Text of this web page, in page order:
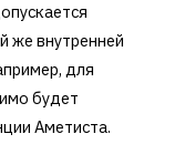
же внутренней
для
будет
Аметиста.